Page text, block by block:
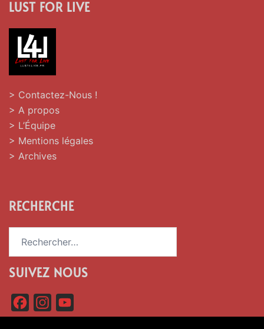
LUST FOR LIVE
> Contactez-Nous !
> A propos
> L’Équipe
> Mentions légales
> Archives
RECHERCHE
SUIVEZ NOUS
a
n
o